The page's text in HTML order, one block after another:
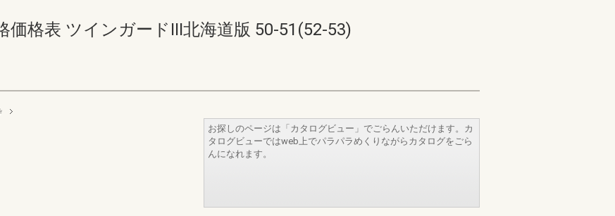
格表 ツインガードIII北海道版 50-51(52-53)
お探しのページは「カタログビュー」でごらんいただけます。カ
タログビューではweb上でパラパラめくりながらカタログをごら
んになれます。